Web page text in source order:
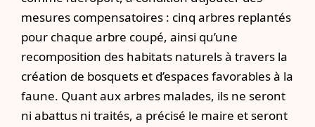
mesures compensatoires : cinq arbres replantés
pour chaque arbre coupé, ainsi qu’une
recomposition des habitats naturels à travers la
création de bosquets et d’espaces favorables à la
faune. Quant aux arbres malades, ils ne seront
ni abattus ni traités, a précisé le maire et seront